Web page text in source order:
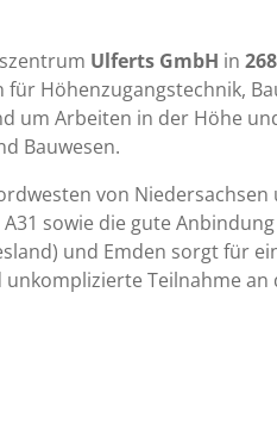
Ulferts GmbH in
Höhenzugangstechnik,
um Arbeiten in der Höhe
Bauwesen.
von
sowie die gute
und Emden sorgt für
Teilnahme an